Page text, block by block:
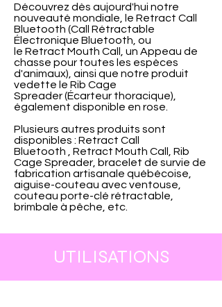
Découvrez dès aujourd'hui notre
nouveauté mondiale, le Retract Call
Bluetooth (Call Rétractable
Électronique Bluetooth, ou
le Retract Mouth Call, un Appeau de
chasse pour toutes les espèces
d'animaux), ainsi que notre produit
vedette le Rib Cage
Spreader (Écarteur thoracique),
également disponible en rose.
Plusieurs autres produits sont
disponibles : Retract Call
Bluetooth , Retract Mouth Call, Rib
Cage Spreader, bracelet de survie de
fabrication artisanale québécoise,
aiguise-couteau avec ventouse,
couteau porte-clé rétractable,
brimbale à pêche, etc.
UTILISATIONS